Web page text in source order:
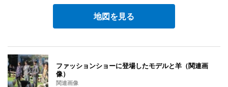
地図を見る
ファッションショーに登場したモデルと羊（関連画
像）
関連画像